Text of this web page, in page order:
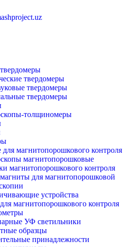
твердомеры
твердомеры
твердомеры
толщиномеры
магнитопорошкового контроля
магнитопорошковые
магнитопорошкового контроля
для магнитопорошковой
устройства
магнитопорошкового контроля
УФ светильники
образцы
принадлежности